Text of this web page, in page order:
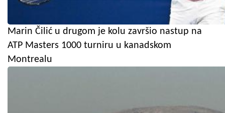
Marin Čilić u drugom je kolu završio nastup na
ATP Masters 1000 turniru u kanadskom
Montrealu